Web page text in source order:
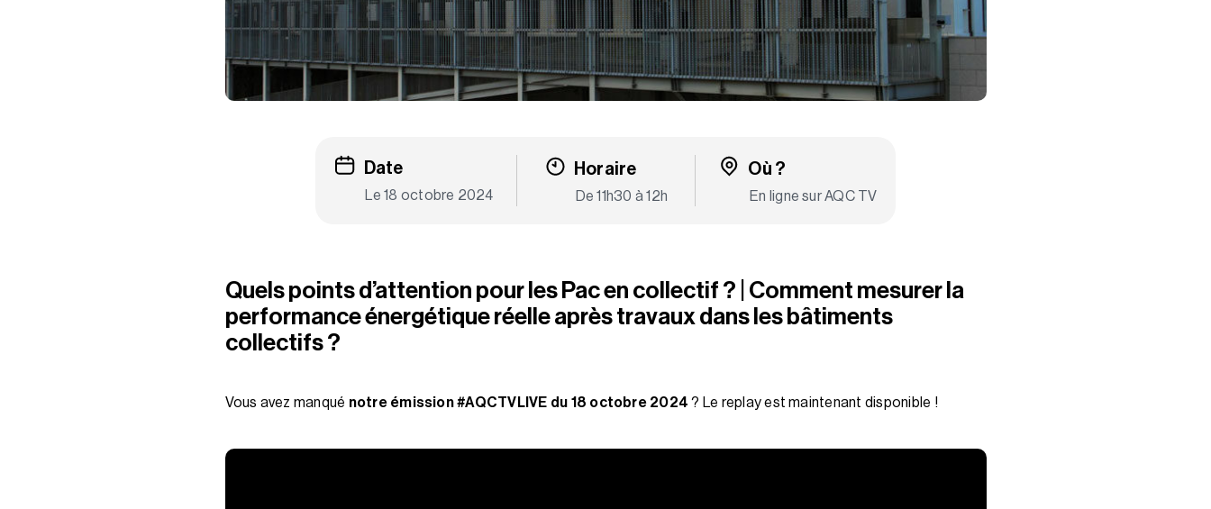
Date
Le 18 octobre 2024
Horaire
De 11h30 à 12h
Où ?
En ligne sur AQC TV
Quels points d’attention pour les Pac en collectif ? | Comment mesurer la
performance énergétique réelle après travaux dans les bâtiments
collectifs ?
Vous avez manqué notre émission #AQCTVLIVE du 18 octobre 2024 ? Le replay est maintenant disponible !